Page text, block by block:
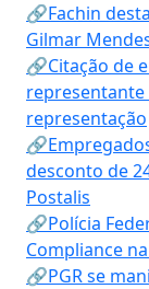
🔗Fachin
Gilmar
🔗Citação de
representante
representação
desconto de
Postalis
🔗Polícia
Compliance
🔗PGR se